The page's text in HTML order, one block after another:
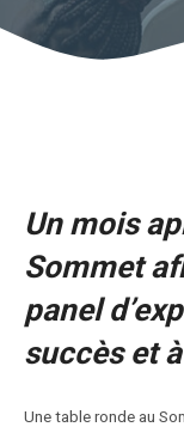
Un mois
Sommet
panel
succès et
Une table ronde au